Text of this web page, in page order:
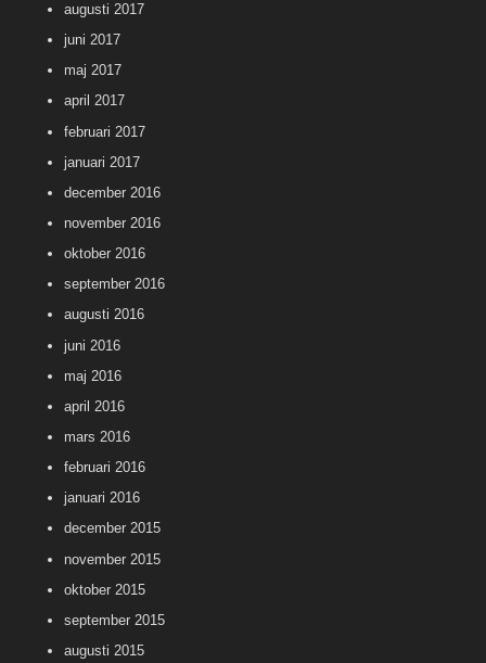
augusti 2017
juni 2017
maj 2017
april 2017
februari 2017
januari 2017
december 2016
november 2016
oktober 2016
september 2016
augusti 2016
juni 2016
maj 2016
april 2016
mars 2016
februari 2016
januari 2016
december 2015
november 2015
oktober 2015
september 2015
augusti 2015